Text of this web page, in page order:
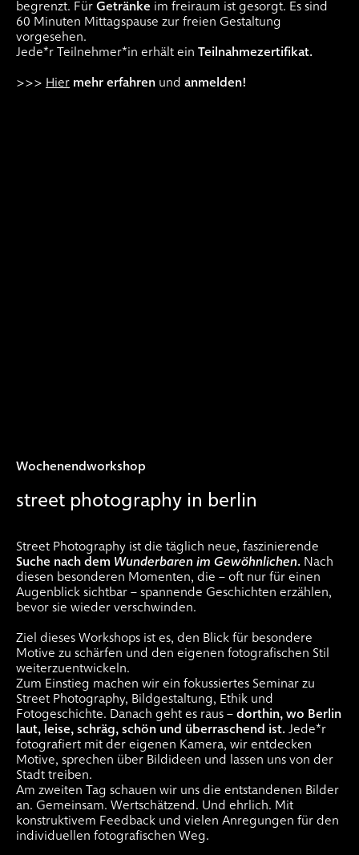
begrenzt. FürGetränke im freiraum ist gesorgt. Es sind
60 Minuten Mittagspause zur freien Gestaltung
vorgesehen.
Jede*r Teilnehmer*in erhält ein Teilnahmezertifikat.
>>> Hier mehr erfahren und anmelden!
Wochenendworkshop
street photography in berlin
Street Photography ist die täglich neue, faszinierende
Suche nach dem Wunderbaren im Gewöhnlichen. Nach
diesen besonderen Momenten, die – oft nur für einen
Augenblick sichtbar – spannende Geschichten erzählen,
bevor sie wieder verschwinden.
Ziel dieses Workshops ist es, den Blick für besondere
Motive zu schärfen und den eigenen fotografischen Stil
weiterzuentwickeln.
Zum Einstieg machen wir ein fokussiertes Seminar zu
Street Photography, Bildgestaltung, Ethik und
Fotogeschichte. Danach geht es raus –dorthin, wo Berlin
laut, leise, schräg, schön und überraschend ist.Jede*r
fotografiert mit der eigenen Kamera, wir entdecken
Motive, sprechen über Bildideen und lassen uns von der
Stadt treiben.
Am zweiten Tag schauen wir uns die entstandenen Bilder
an. Gemeinsam. Wertschätzend. Und ehrlich. Mit
konstruktivem Feedback und vielen Anregungen für den
individuellen fotografischen Weg.